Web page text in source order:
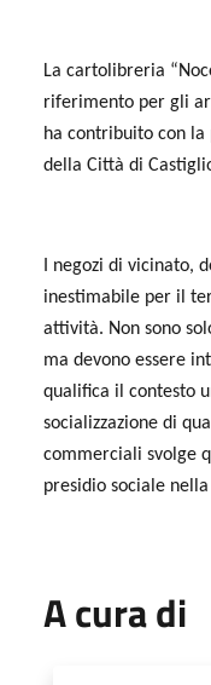
La cartolibreria
riferimento per gli
ha contribuito con
della Città di
I negozi di vicinato,
inestimabile per il
attività. Non sono
ma devono essere
qualifica il contesto
socializzazione di
commerciali svolge
presidio sociale
A cura di